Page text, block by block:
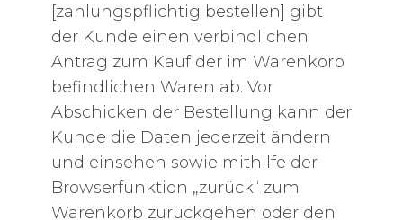
[zahlungspflichtig bestellen] gibt
der Kunde einen verbindlichen
Antrag zum Kauf der im Warenkorb
befindlichen Waren ab. Vor
Abschicken der Bestellung kann der
Kunde die Daten jederzeit ändern
und einsehen sowie mithilfe der
Browserfunktion „zurück“ zum
Warenkorb zurückgehen oder den